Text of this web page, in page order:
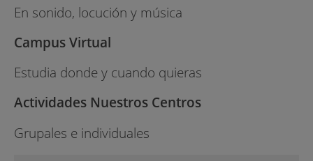
En sonido, locución y música
Campus Virtual
Estudia donde y cuando quieras
Actividades Nuestros Centros
Grupales e individuales